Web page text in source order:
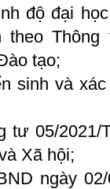
độ đại
Thông
tạo;
sinh và
tư 05/2021/
Xã hội;
ngày